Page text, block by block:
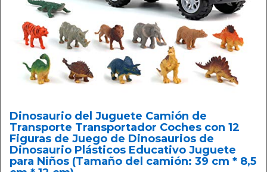
Dinosaurio del Juguete Camión de
Transporte Transportador Coches con 12
Figuras de Juego de Dinosaurios de
Dinosaurio Plásticos Educativo Juguete
para Niños (Tamaño del camión: 39 cm * 8,5